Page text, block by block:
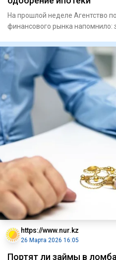
На прошлой неделе Агентство
финансового рынка
https://www.nur.kz
26 Марта 2026 16:05
Портят ли займы в